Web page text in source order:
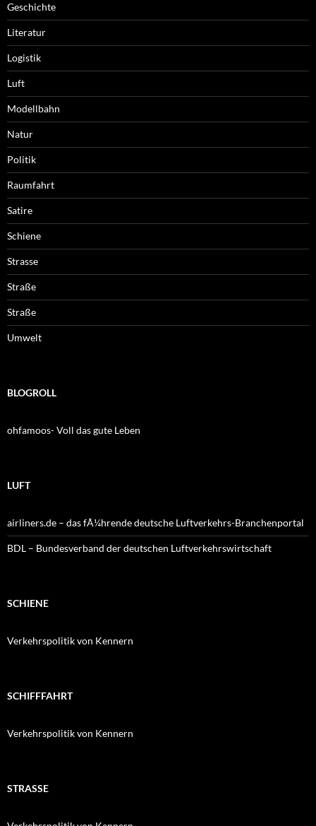
Geschichte
Literatur
Logistik
Luft
Modellbahn
Natur
Politik
Raumfahrt
Satire
Schiene
Strasse
Straße
Straße
Umwelt
BLOGROLL
ohfamoos- Voll das gute Leben
LUFT
airliners.de – das fÃ¼hrende deutsche Luftverkehrs-Branchenportal
BDL – Bundesverband der deutschen Luftverkehrswirtschaft
SCHIENE
Verkehrspolitik von Kennern
SCHIFFFAHRT
Verkehrspolitik von Kennern
STRASSE